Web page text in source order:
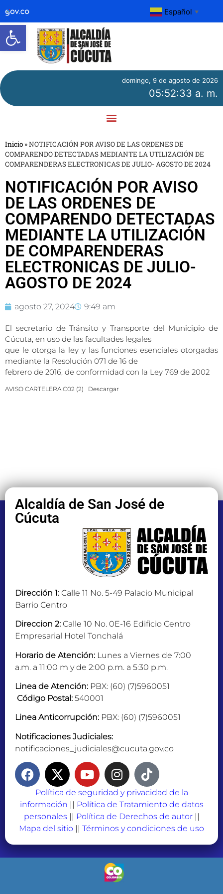
Abrir barra de herramientas
Español ▼
domingo, 9 de agosto de 2026
05:52:33 a. m.
Inicio »NOTIFICACIÓN POR AVISO DE LAS ORDENES DE
COMPARENDO DETECTADAS MEDIANTE LA UTILIZACIÓN DE
COMPARENDERAS ELECTRONICAS DE JULIO- AGOSTO DE 2024
NOTIFICACIÓN POR AVISO
DE LAS ORDENES DE
COMPARENDO DETECTADAS
MEDIANTE LA UTILIZACIÓN
DE COMPARENDERAS
ELECTRONICAS DE JULIO-
AGOSTO DE 2024
agosto 27, 2024 9:49 am
El secretario de Tránsito y Transporte del Municipio de
Cúcuta, en uso de las facultades legales
que le otorga la ley y las funciones esenciales otorgadas
mediante la Resolución 071 de 16 de
febrero de 2016, de conformidad con la Ley 769 de 2002
AVISO CARTELERA C02 (2) Descargar
Alcaldía de San José de
Cúcuta
Dirección 1: Calle 11 No. 5-49 Palacio Municipal
Barrio Centro
Direccion 2: Calle 10 No. 0E-16 Edificio Centro
Empresarial Hotel Tonchalá
Horario de Atención: Lunes a Viernes de 7:00
a.m. a 11:00 m y de 2:00 p.m. a 5:30 p.m.
Linea de Atención: PBX: (60) (7)5960051
Código Postal: 540001
Linea Anticorrupción: PBX: (60) (7)5960051
Notificaciones Judiciales:
notificaciones_judiciales@cucuta.gov.co
Política de seguridad y privacidad de la
información
Política de Tratamiento de datos
personales
Política de Derechos de autor||
Mapa del sitio
Términos y condiciones de uso